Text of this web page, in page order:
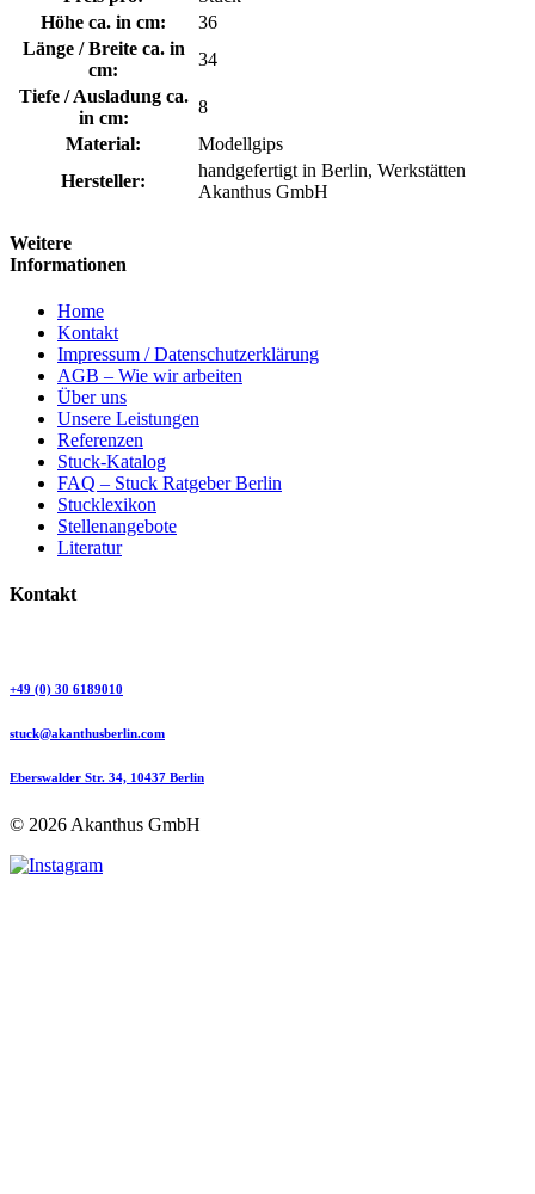
Höhe ca. in cm:
36
Länge / Breite ca. in
cm:
34
Tiefe / Ausladung ca.
in cm:
8
Material:
Modellgips
Hersteller:
handgefertigt in Berlin, Werkstätten
Akanthus GmbH
Weitere
Informationen
Home
Kontakt
Impressum / Datenschutzerklärung
AGB – Wie wir arbeiten
Über uns
Unsere Leistungen
Referenzen
Stuck-Katalog
FAQ – Stuck Ratgeber Berlin
Stucklexikon
Stellenangebote
Literatur
Kontakt
+49 (0) 30 6189010
stuck@akanthusberlin.com
Eberswalder Str. 34, 10437 Berlin
© 2026 Akanthus GmbH